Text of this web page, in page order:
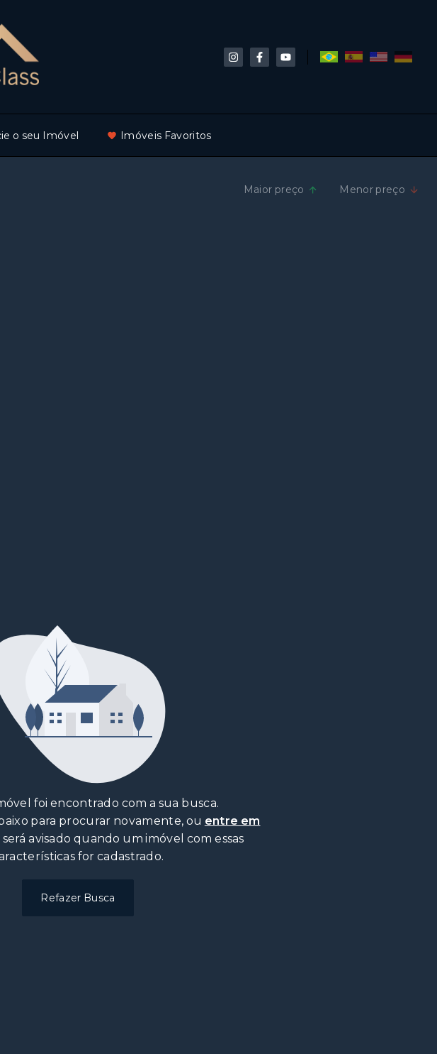
o seu Imóvel Imóveis Favoritos
Maior preço Menor preço
foi encontrado com a sua busca.
para procurar novamente, ou entre em
avisado quando um imóvel com essas
for cadastrado.
Refazer Busca